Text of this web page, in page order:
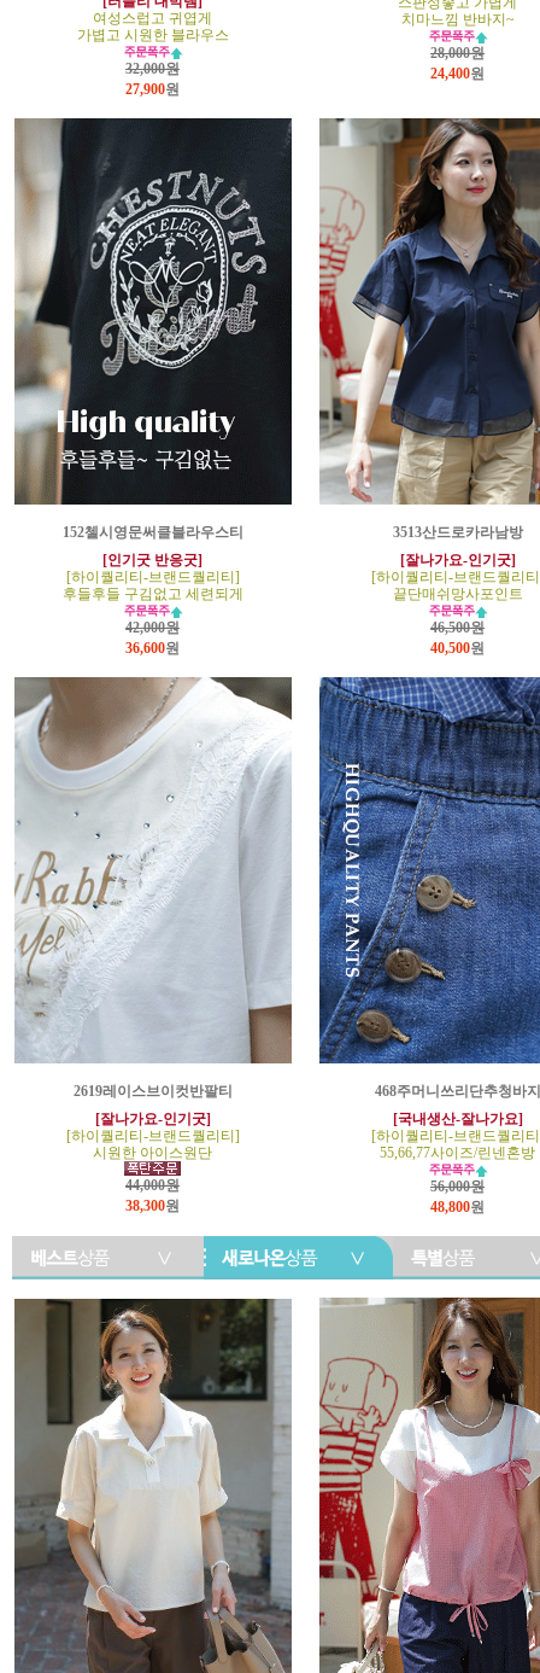
여성스럽고 귀엽게
가볍고 시원한 블라우스
32,000원
27,900원
치마느낌 반바지~
28,000원
24,400원
152첼시영문써클블라우스티
[인기굿 반응굿]
[하이퀄리티-브랜드퀄리티]
후들후들 구김없고 세련되게
42,000원
36,600원
3513산드로카라남방
[잘나가요-인기굿]
[하이퀄리티-브랜드퀄리
끝단매쉬망사포인트
46,500원
40,500원
2619레이스브이컷반팔티
[잘나가요-인기굿]
[하이퀄리티-브랜드퀄리티]
시원한 아이스원단
44,000원
38,300원
468주머니쓰리단추청바지
[국내생산-잘나가요]
[하이퀄리티-브랜드퀄리
55,66,77사이즈/린넨혼방
56,000원
48,800원